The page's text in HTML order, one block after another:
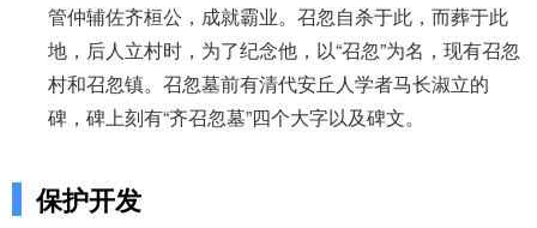
管仲辅佐齐桓公，成就霸业。召忽自杀于此，而葬于此
地，后人立村时，为了纪念他，以“召忽”为名，现有召忽
村和召忽镇。召忽墓前有清代安丘人学者马长淑立的
碑，碑上刻有“齐召忽墓”四个大字以及碑文。
保护开发